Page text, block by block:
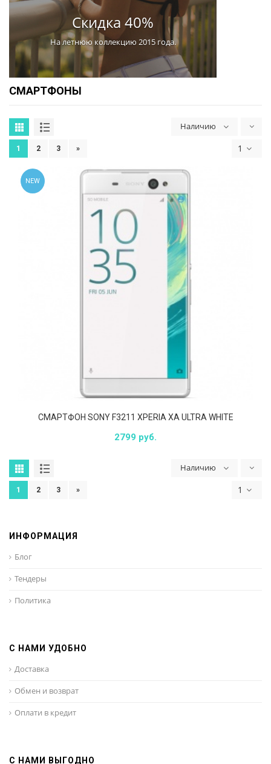
Скидка 40%
На летнюю коллекцию 2015 года.
СМАРТФОНЫ
Наличию
1
1 2 3 »
NEW
СМАРТФОН SONY F3211 XPERIA XA ULTRA WHITE
2799 руб.
Наличию
1
1 2 3 »
ИНФОРМАЦИЯ
Блог
Тендеры
Политика
С НАМИ УДОБНО
Доставка
Обмен и возврат
Оплати в кредит
С НАМИ ВЫГОДНО